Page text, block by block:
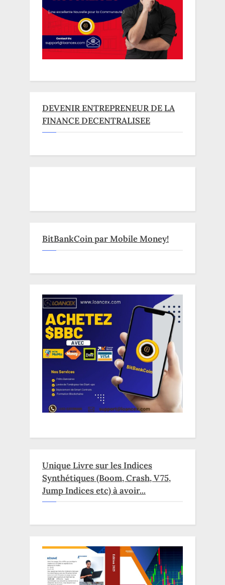
DEVENIR ENTREPRENEUR DE LA
FINANCE DECENTRALISEE
BitBankCoin par Mobile Money!
Unique Livre sur les Indices
Synthétiques (Boom, Crash, V75,
Jump Indices etc) à avoir...